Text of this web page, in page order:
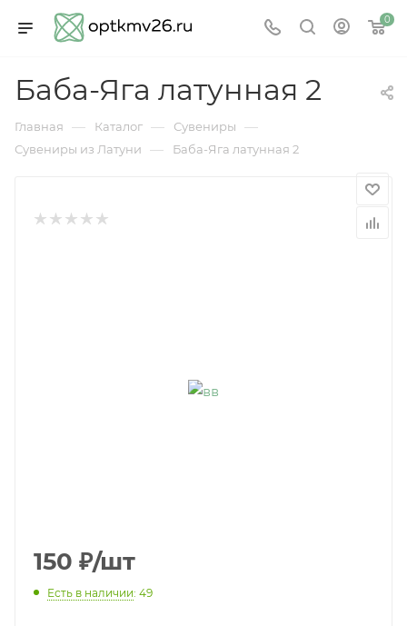
0
Баба-Яга латунная 2
Главная — Каталог — Сувениры —
Сувениры из Латуни — Баба-Яга латунная 2
150 ₽/шт
Есть в наличии: 49